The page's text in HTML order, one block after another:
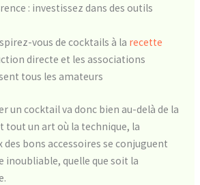
: investissez dans des outils
vous de cocktails à la recette
directe et les associations
tous les amateurs
un cocktail va donc bien au-delà de la
tout un art où la technique, la
bons accessoires se conjuguent
inoubliable, quelle que soit la